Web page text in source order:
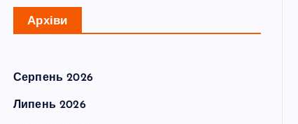
Архіви
Серпень 2026
Липень 2026